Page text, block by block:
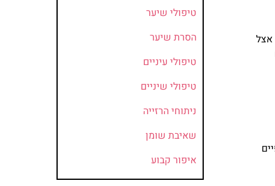
אצל
טיפולי שיער
הסרת שיער
טיפולי עיניים
טיפולי שיניים
ניתוחי הרזייה
שאיבת שומן
איפור קבוע